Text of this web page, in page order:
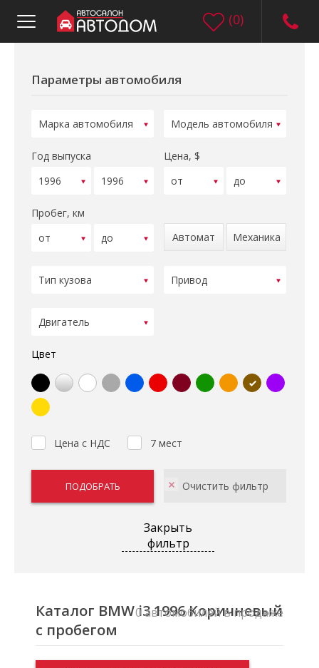
(0)
Параметры автомобиля
Год выпуска Цена, $
Пробег, км
Автомат
Механика
Цвет
Цена с НДС 7 мест
Закрыть
фильтр
Каталог BMW i3 1996 Коричневый
с пробегом
0 автомобилей в продаже